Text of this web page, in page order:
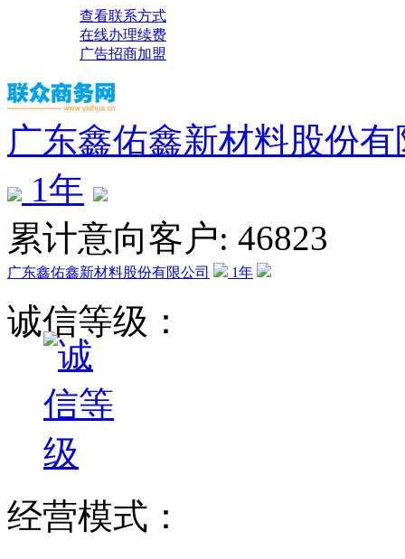
查看联系方式
在线办理续费
广告招商加盟
广东鑫佑鑫新材料股份
1年
累计意向客户: 46823
广东鑫佑鑫新材料股份有限公司 1年
诚信等级：
经营模式：